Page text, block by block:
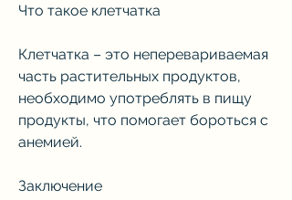
Что такое клетчатка
Клетчатка – это неперевариваемая
часть растительных продуктов,
необходимо употреблять в пищу
продукты, что помогает бороться с
анемией.
Заключение